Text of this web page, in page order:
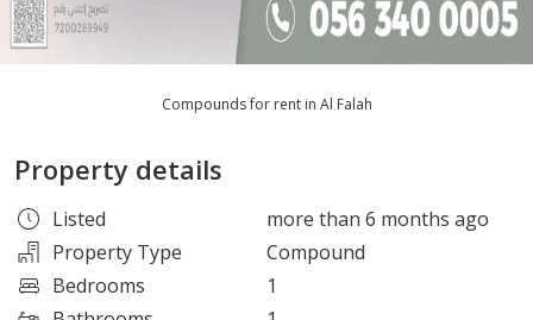
Compounds for rent in Al Falah
Property details
Listed
more than 6 months ago
Property Type
Compound
Bedrooms
1